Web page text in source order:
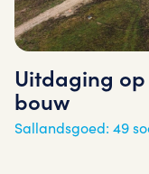
Uitdaging
bouw
Sallandsgoed: 49